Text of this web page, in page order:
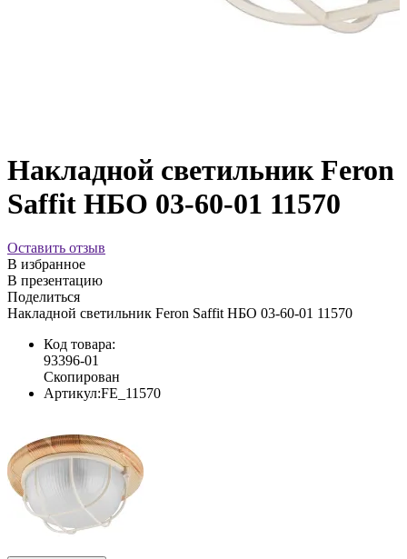
Накладной светильник Feron
Saffit НБО 03-60-01 11570
Оставить отзыв
В избранное
В презентацию
Поделиться
Накладной светильник Feron Saffit НБО 03-60-01 11570
Код товара:
93396-01
Скопирован
Артикул:FE_11570